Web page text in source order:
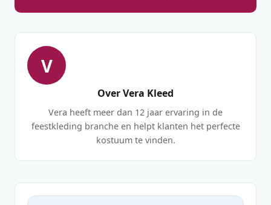
V
Over Vera Kleed
Vera heeft meer dan 12 jaar ervaring in de
feestkleding branche en helpt klanten het perfecte
kostuum te vinden.